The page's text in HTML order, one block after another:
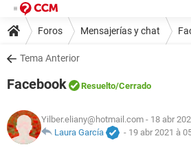
Foros Mensajerías y chat
Tema Anterior
Facebook Resuelto/Cerrado
Yilber.eliany@hotmail.com - 18 abr
Laura García
- 19 abr 2021 à